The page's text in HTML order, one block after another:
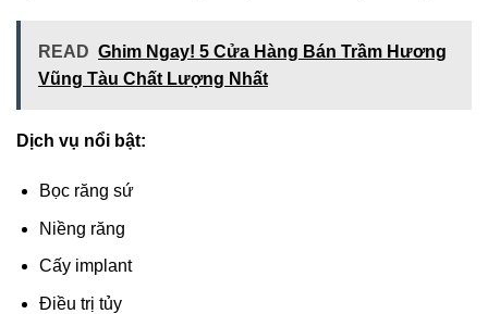
READ Ghim Ngay! 5 Cửa Hàng Bán Trầm Hương
Vũng Tàu Chất Lượng Nhất
Dịch vụ nổi bật:
Bọc răng sứ
Niềng răng
Cấy implant
Điều trị tủy